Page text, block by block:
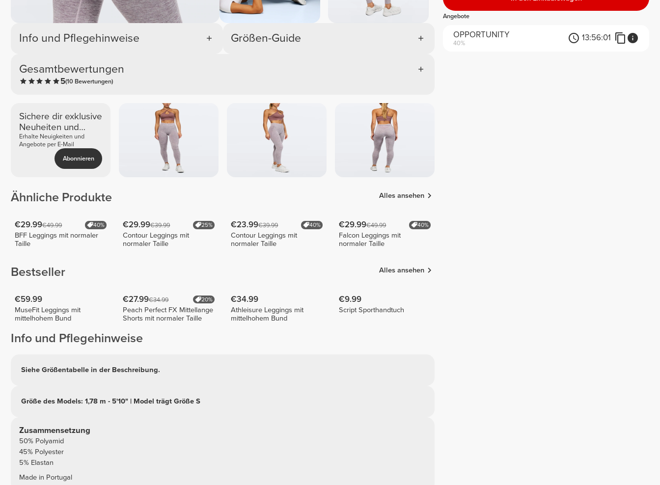
Info und Pflegehinweise
Gesamtbewertungen
5(10 Bewertungen)
Größen-Guide
Sichere dir exklusive
Neuheiten und
Angebote
Erhalte Neuigkeiten und
Angebote per E-Mail
Abonnieren
Ähnliche Produkte Alles ansehen
€29.99€49.99 40%
BFF Leggings mit normaler
Taille
€29.99€39.99 25%
Contour Leggings mit
normaler Taille
€23.99€39.99 40%
Contour Leggings mit
normaler Taille
€29.99€49.99 40%
Falcon Leggings mit
normaler Taille
Bestseller Alles ansehen
€59.99
MuseFit Leggings mit
mittelhohem Bund
€27.99€34.99 20%
Peach Perfect FX Mittellange
Shorts mit normaler Taille
€34.99
Athleisure Leggings mit
mittelhohem Bund
€9.99
Script Sporthandtuch
Info und Pflegehinweise
Siehe Größentabelle in der Beschreibung.
Größe des Models: 1,78 m - 5'10" | Model trägt Größe S
Zusammensetzung
50% Polyamid
45% Polyester
5% Elastan
Made in Portugal
Angebote
OPPORTUNITY
40%
13:56:01